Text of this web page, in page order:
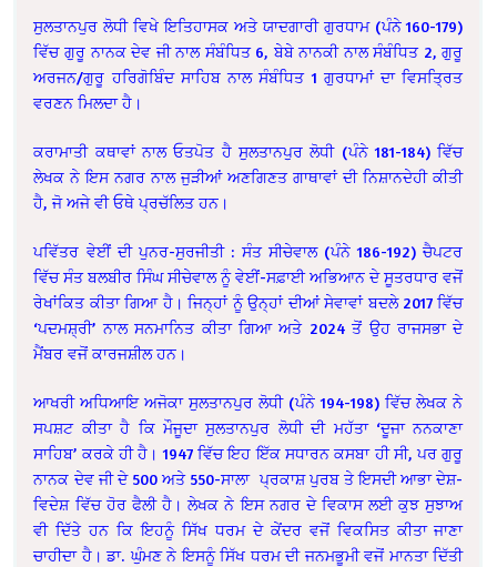
ਸੁਲਤਾਨਪੁਰ ਲੋਧੀ ਵਿਖੇ ਇਤਿਹਾਸਕ ਅਤੇ ਯਾਦਗਾਰੀ ਗੁਰਧਾਮ (ਪੰਨੇ 160-179)
ਵਿੱਚ ਗੁਰੂ ਨਾਨਕ ਦੇਵ ਜੀ ਨਾਲ ਸੰਬੰਧਿਤ 6, ਬੇਬੇ ਨਾਨਕੀ ਨਾਲ ਸੰਬੰਧਿਤ 2, ਗੁਰੂ
ਅਰਜਨ/ਗੁਰੂ ਹਰਿਗੋਬਿੰਦ ਸਾਹਿਬ ਨਾਲ ਸੰਬੰਧਿਤ 1 ਗੁਰਧਾਮਾਂ ਦਾ ਵਿਸਤ੍ਰਿਤ
ਵਰਣਨ ਮਿਲਦਾ ਹੈ।
ਕਰਾਮਾਤੀ ਕਥਾਵਾਂ ਨਾਲ ਓਤਪੋਤ ਹੈ ਸੁਲਤਾਨਪੁਰ ਲੋਧੀ (ਪੰਨੇ 181-184) ਵਿੱਚ
ਲੇਖਕ ਨੇ ਇਸ ਨਗਰ ਨਾਲ ਜੁੜੀਆਂ ਅਣਗਿਣਤ ਗਾਥਾਵਾਂ ਦੀ ਨਿਸ਼ਾਨਦੇਹੀ ਕੀਤੀ
ਹੈ, ਜੋ ਅਜੇ ਵੀ ਓਥੇ ਪ੍ਰਚੱਲਿਤ ਹਨ।
ਪਵਿੱਤਰ ਵੇਈਂ ਦੀ ਪੁਨਰ-ਸੁਰਜੀਤੀ : ਸੰਤ ਸੀਚੇਵਾਲ (ਪੰਨੇ 186-192) ਚੈਪਟਰ
ਵਿੱਚ ਸੰਤ ਬਲਬੀਰ ਸਿੰਘ ਸੀਚੇਵਾਲ ਨੂੰ ਵੇਈਂ-ਸਫ਼ਾਈ ਅਭਿਆਨ ਦੇ ਸੂਤਰਧਾਰ ਵਜੋਂ
ਰੇਖਾਂਕਿਤ ਕੀਤਾ ਗਿਆ ਹੈ। ਜਿਨ੍ਹਾਂ ਨੂੰ ਉਨ੍ਹਾਂ ਦੀਆਂ ਸੇਵਾਵਾਂ ਬਦਲੇ 2017 ਵਿੱਚ
‘ਪਦਮਸ਼੍ਰੀ’ ਨਾਲ ਸਨਮਾਨਿਤ ਕੀਤਾ ਗਿਆ ਅਤੇ 2024 ਤੋਂ ਉਹ ਰਾਜਸਭਾ ਦੇ
ਮੈਂਬਰ ਵਜੋਂ ਕਾਰਜਸ਼ੀਲ ਹਨ।
ਆਖਰੀ ਅਧਿਆਇ ਅਜੋਕਾ ਸੁਲਤਾਨਪੁਰ ਲੋਧੀ (ਪੰਨੇ 194-198) ਵਿੱਚ ਲੇਖਕ ਨੇ
ਸਪਸ਼ਟ ਕੀਤਾ ਹੈ ਕਿ ਮੌਜੂਦਾ ਸੁਲਤਾਨਪੁਰ ਲੋਧੀ ਦੀ ਮਹੱਤਾ ‘ਦੂਜਾ ਨਨਕਾਣਾ
ਸਾਹਿਬ’ ਕਰਕੇ ਹੀ ਹੈ। 1947 ਵਿੱਚ ਇਹ ਇੱਕ ਸਧਾਰਨ ਕਸਬਾ ਹੀ ਸੀ, ਪਰ ਗੁਰੂ
ਨਾਨਕ ਦੇਵ ਜੀ ਦੇ 500 ਅਤੇ 550-ਸਾਲਾ ਪ੍ਰਕਾਸ਼ ਪੁਰਬ ਤੇ ਇਸਦੀ ਆਭਾ ਦੇਸ਼-
ਵਿਦੇਸ਼ ਵਿੱਚ ਹੋਰ ਫੈਲੀ ਹੈ। ਲੇਖਕ ਨੇ ਇਸ ਨਗਰ ਦੇ ਵਿਕਾਸ ਲਈ ਕੁਝ ਸੁਝਾਅ
ਵੀ ਦਿੱਤੇ ਹਨ ਕਿ ਇਹਨੂੰ ਸਿੱਖ ਧਰਮ ਦੇ ਕੇਂਦਰ ਵਜੋਂ ਵਿਕਸਿਤ ਕੀਤਾ ਜਾਣਾ
ਚਾਹੀਦਾ ਹੈ। ਡਾ. ਘੁੰਮਣ ਨੇ ਇਸਨੂੰ ਸਿੱਖ ਧਰਮ ਦੀ ਜਨਮਭੂਮੀ ਵਜੋਂ ਮਾਨਤਾ ਦਿੱਤੀ